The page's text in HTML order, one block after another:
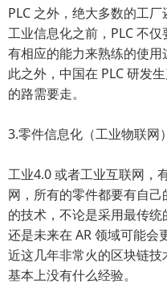
PLC 之外，绝大多数的工
工业信息化之前，PLC 不
有相应的能力来熟练的使
此之外，中国在 PLC 研发
的路需要走。
3.零件信息化（工业物联网）
工业4.0 或者工业互联网，
网，所有的零件都要有自
的技术，不论是采用最传统
还是未来在 AR 领域可能会
近这几年非常火的区块链
基本上没有什么经验。